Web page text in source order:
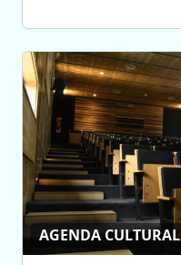
AGENDA CULTURAL